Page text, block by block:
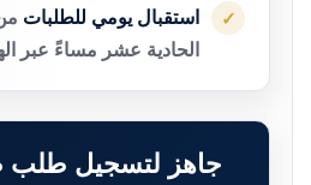
✓ استقبال يومي للطلبات
الحادية عشر مساءً عبر
جاهز لتسجيل طلب